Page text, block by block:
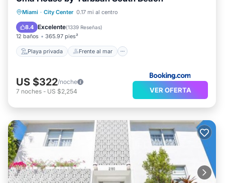
Miami · City Center 0.17 mi al centro
8.4 Excelente(1339 Reseñas)
12 baños 365.97 pies²
Playa privada Frente al mar
Playa privada
Frente al mar
Desayuno
Aparcamiento
US $322/noche
7 noches - US $2,254 VER OFERTA